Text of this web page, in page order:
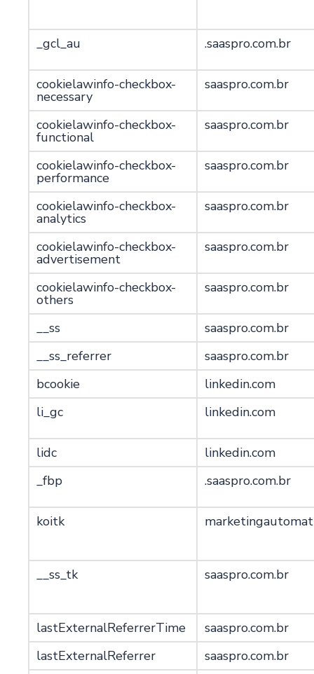
_gcl_au .saaspro.com.br
cookielawinfo-checkbox-
necessary
saaspro.com.br
cookielawinfo-checkbox-
functional
saaspro.com.br
cookielawinfo-checkbox-
performance
saaspro.com.br
cookielawinfo-checkbox-
analytics
saaspro.com.br
cookielawinfo-checkbox-
advertisement
saaspro.com.br
cookielawinfo-checkbox-
others
saaspro.com.br
__ss
saaspro.com.br
__ss_referrer
saaspro.com.br
bcookie
linkedin.com
li_gc
linkedin.com
lidc
linkedin.com
_fbp
.saaspro.com.br
koitk
__ss_tk saaspro.com.br
lastExternalReferrerTime
saaspro.com.br
lastExternalReferrer
saaspro.com.br